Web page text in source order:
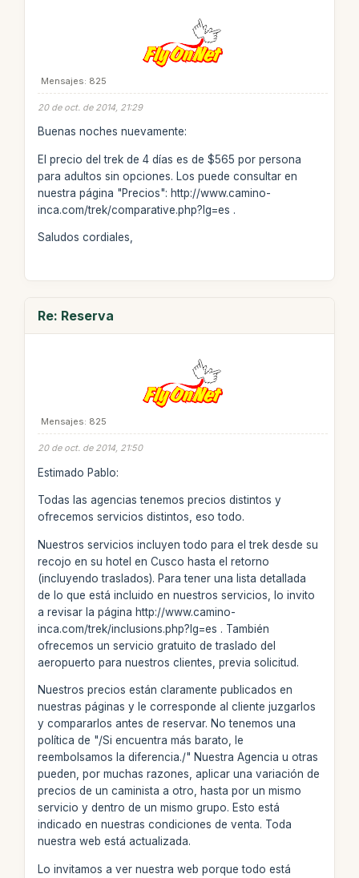
Mensajes: 825
20 de oct. de 2014, 21:29
Buenas noches nuevamente:
El precio del trek de 4 días es de $565 por persona
para adultos sin opciones. Los puede consultar en
nuestra página "Precios": http://www.camino-
inca.com/trek/comparative.php?lg=es .
Saludos cordiales,
Re: Reserva
Mensajes: 825
20 de oct. de 2014, 21:50
Estimado Pablo:
Todas las agencias tenemos precios distintos y
ofrecemos servicios distintos, eso todo.
Nuestros servicios incluyen todo para el trek desde su
recojo en su hotel en Cusco hasta el retorno
(incluyendo traslados). Para tener una lista detallada
de lo que está incluido en nuestros servicios, lo invito
a revisar la página http://www.camino-
inca.com/trek/inclusions.php?lg=es . También
ofrecemos un servicio gratuito de traslado del
aeropuerto para nuestros clientes, previa solicitud.
Nuestros precios están claramente publicados en
nuestras páginas y le corresponde al cliente juzgarlos
y compararlos antes de reservar. No tenemos una
política de "/Si encuentra más barato, le
reembolsamos la diferencia./" Nuestra Agencia u otras
pueden, por muchas razones, aplicar una variación de
precios de un caminista a otro, hasta por un mismo
servicio y dentro de un mismo grupo. Esto está
indicado en nuestras condiciones de venta. Toda
nuestra web está actualizada.
Lo invitamos a ver nuestra web porque todo está